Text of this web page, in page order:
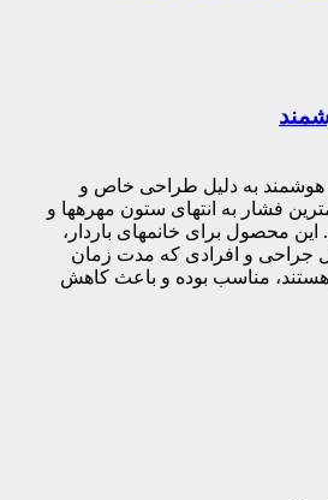
هوشمند به دلیل طراحی خاص و
فشار به انتهای ستون مهره­ها و
این محصول برای خانم­های باردار،
جراحی و افرادی که مدت زمان
مناسب بوده و باعث کاهش